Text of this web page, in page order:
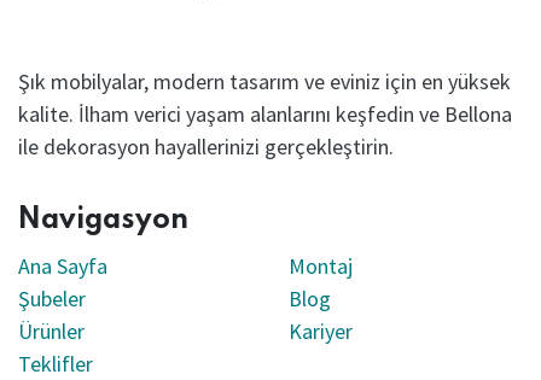
Şık mobilyalar, modern tasarım ve eviniz için en yüksek
kalite. İlham verici yaşam alanlarını keşfedin ve Bellona
ile dekorasyon hayallerinizi gerçekleştirin.
Navigasyon
Ana Sayfa
Şubeler
Ürünler
Teklifler
Montaj
Blog
Kariyer